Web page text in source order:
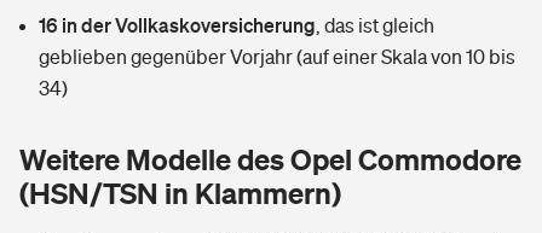
Tools
Wer versichert was: Jetzt Versicherer finden
Handyversicherung
Musikinstrumentenversicherung
Sie haben Fragen?
16 in der Vollkaskoversicherung das ist gleich
geblieben gegenüber Vorjahr (auf einer Skala von 10 bis
34)
Weitere Modelle des Opel Commodore
(HSN/TSN in Klammern)